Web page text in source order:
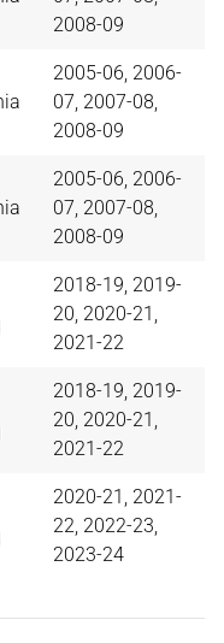
2008-09
2005-06, 2006-
07, 2007-08,
2008-09
2005-06, 2006-
07, 2007-08,
2008-09
2018-19, 2019-
20, 2020-21,
2021-22
2018-19, 2019-
20, 2020-21,
2021-22
2020-21, 2021-
22, 2022-23,
2023-24